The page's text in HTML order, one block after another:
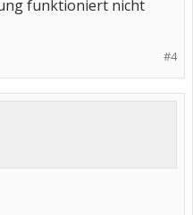
funktioniert nicht
#4